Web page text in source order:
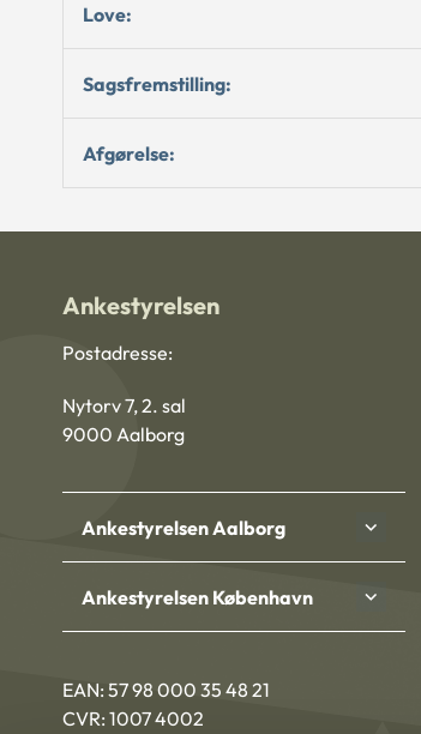
Love:
Sagsfremstilling:
Afgørelse:
Ankestyrelsen
Postadresse:
Nytorv 7, 2. sal
9000 Aalborg
Ankestyrelsen Aalborg
Ankestyrelsen København
EAN: 57 98 000 35 48 21
CVR: 1007 4002